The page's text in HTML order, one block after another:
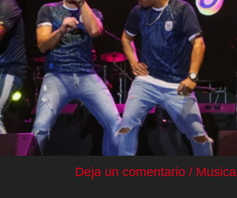
Deja un comentario / Musical